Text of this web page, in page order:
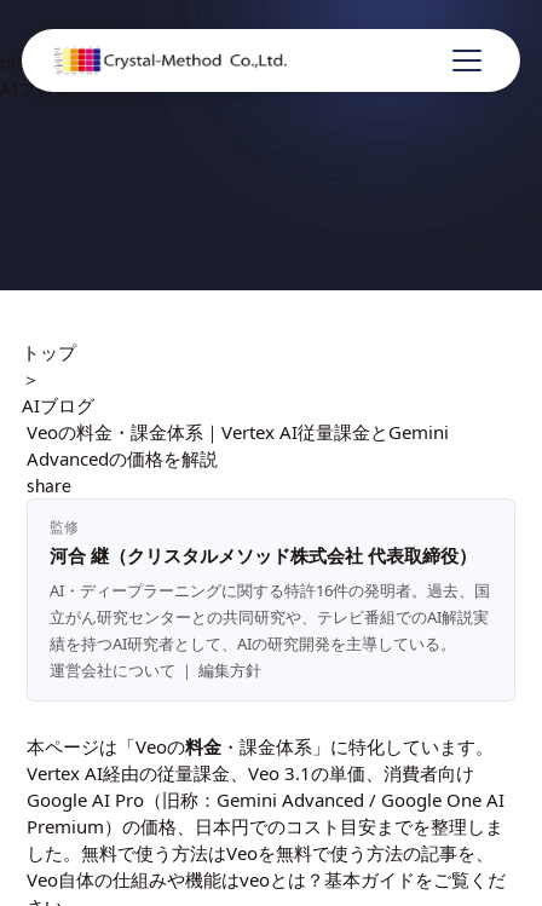
blog
AIブログ
トップ
＞
AIブログ
Veoの料金・課金体系｜Vertex AI従量課金とGemini
Advancedの価格を解説
share
監修
河合 継（クリスタルメソッド株式会社 代表取締役）
AI・ディープラーニングに関する特許16件の発明者。過去、国
立がん研究センターとの共同研究や、テレビ番組でのAI解説実
績を持つAI研究者として、AIの研究開発を主導している。
運営会社について ｜編集方針
本ページは「Veoの料金 ・課金体系」に特化しています。
Vertex AI経由の従量課金、Veo 3.1の単価、消費者向け
Google AI Pro（旧称：Gemini Advanced / Google One AI
Premium）の価格、日本円でのコスト目安までを整理しま
した。無料で使う方法はVeoを無料で使う方法の記事を、
Veo自体の仕組みや機能はveoとは？基本ガイド をご覧くだ